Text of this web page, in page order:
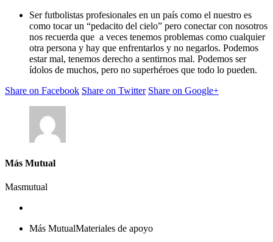
Ser futbolistas profesionales en un país como el nuestro es
como tocar un “pedacito del cielo” pero conectar con nosotros
nos recuerda que a veces tenemos problemas como cualquier
otra persona y hay que enfrentarlos y no negarlos. Podemos
estar mal, tenemos derecho a sentirnos mal. Podemos ser
ídolos de muchos, pero no superhéroes que todo lo pueden.
Share on Facebook Share on Twitter Share on Google+
Más Mutual
Masmutual
Más MutualMateriales de apoyo